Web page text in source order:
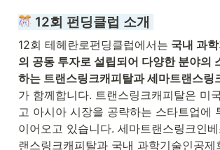
12회 펀딩클럽 소개
12회 테헤란로펀딩클럽에서는 국내 과
의 공동 투자로 설립되어 다양한 분야의
하는 트랜스링크캐피탈과 세마트랜스링
가 함께합니다. 트랜스링크캐피탈은 미
고 아시아 시장을 공략하는 스타트업에
이어오고 있습니다. 세마트랜스링크인
랜스링크캐피탈과 국내 과학기술인공